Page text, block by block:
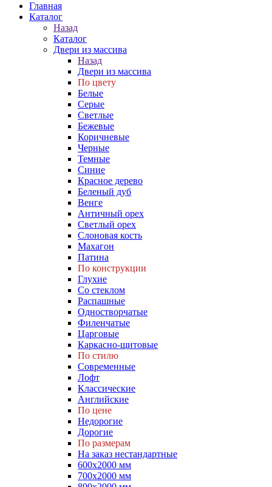
Главная
Каталог
Назад
Каталог
Двери из массива
Назад
Двери из массива
По цвету
Белые
Серые
Светлые
Бежевые
Коричневые
Черные
Темные
Синие
Красное дерево
Беленый дуб
Венге
Античный орех
Светлый орех
Слоновая кость
Махагон
Патина
По конструкции
Глухие
Со стеклом
Распашные
Одностворчатые
Филенчатые
Царговые
Каркасно-щитовые
По стилю
Современные
Лофт
Классические
Английские
По цене
Недорогие
Дорогие
По размерам
На заказ нестандартные
600х2000 мм
700х2000 мм